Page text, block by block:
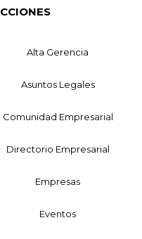
Alta Gerencia
Asuntos Legales
Comunidad Empresarial
Directorio Empresarial
Empresas
Eventos